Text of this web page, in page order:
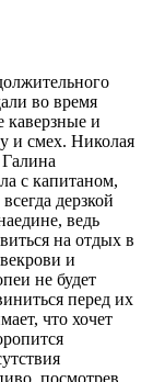
во время
каверзные и
и смех. Николая
с капитаном,
дерзкой
ведь
на отдых в
и
не будет
перед их
что хочет
посмотрев